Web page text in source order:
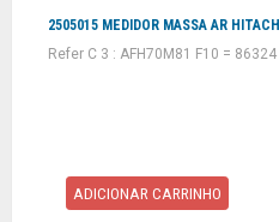
2505015 MEDIDOR MASSA AR HITACHI
Refer C 3 : AFH70M81 F10 = 86324
ADICIONAR CARRINHO